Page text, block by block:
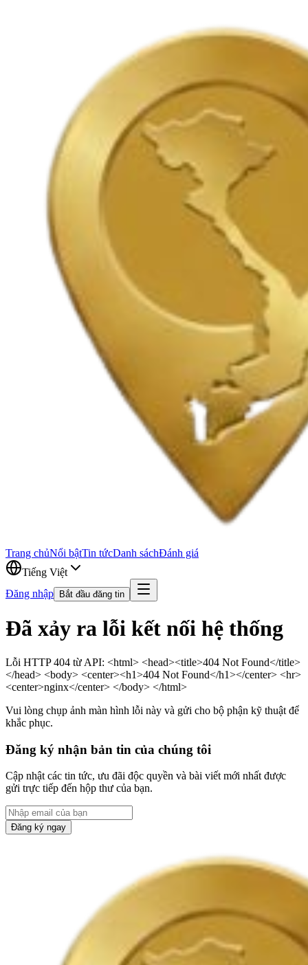
Trang chủNổi bậtTin tứcDanh sáchĐánh giá
Tiếng Việt
Đăng nhập
Bắt đầu đăng tin
Đã xảy ra lỗi kết nối hệ thống
Lỗi HTTP 404 từ API: <html> <head><title>404 Not Found</title>
</head> <body> <center><h1>404 Not Found</h1></center> <hr>
<center>nginx</center> </body> </html>
Vui lòng chụp ảnh màn hình lỗi này và gửi cho bộ phận kỹ thuật để
khắc phục.
Đăng ký nhận bản tin của chúng tôi
Cập nhật các tin tức, ưu đãi độc quyền và bài viết mới nhất được
gửi trực tiếp đến hộp thư của bạn.
Đăng ký ngay